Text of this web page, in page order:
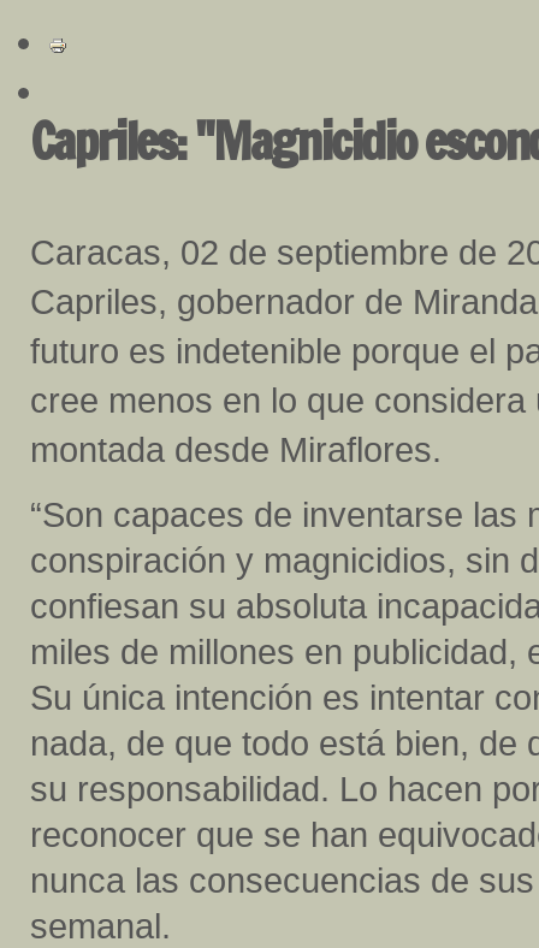
Capriles: "Magnicidio
Caracas, 02 de septiembre de
Capriles, gobernador de
futuro es indetenible porque el
cree menos en lo que considera
montada desde Miraflores.
“Son capaces de inventarse
conspiración y magnicidios, sin
confiesan su absoluta
miles de millones en publicidad,
Su única intención es intentar
nada, de que todo está bien,
su responsabilidad. Lo hacen
reconocer que se han
nunca las consecuencias de
semanal.